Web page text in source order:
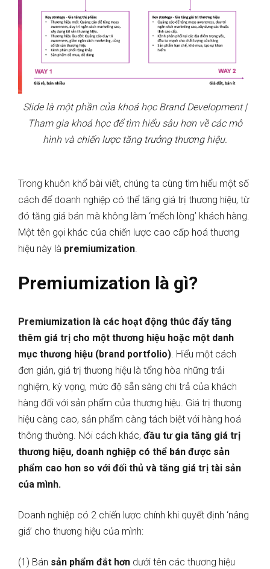
Slide là một phần của khoá học Brand Development |
Tham gia khoá học để tìm hiểu sâu hơn về các mô
hình và chiến lược tăng trưởng thương hiệu.
Trong khuôn khổ bài viết, chúng ta cùng tìm hiểu một số
cách để doanh nghiệp có thể tăng giá trị thương hiệu, từ
đó tăng giá bán mà không làm ‘mếch lòng’ khách hàng.
Một tên gọi khác của chiến lược cao cấp hoá thương
hiệu này là premiumization.
Premiumization là gì?
Premiumization là các hoạt động thúc đẩy tăng
thêm giá trị cho một thương hiệu hoặc một danh
mục thương hiệu (brand portfolio). Hiểu một cách
đơn giản, giá trị thương hiệu là tổng hòa những trải
nghiệm, kỳ vọng, mức độ sẵn sàng chi trả của khách
hàng đối với sản phẩm của thương hiệu. Giá trị thương
hiệu càng cao, sản phẩm càng tách biệt với hàng hoá
thông thường. Nói cách khác, đầu tư gia tăng giá trị
thương hiệu, doanh nghiệp có thể bán được sản
phẩm cao hơn so với đối thủ và tăng giá trị tài sản
của mình.
Doanh nghiệp có 2 chiến lược chính khi quyết định ‘nâng
giá’ cho thương hiệu của mình:
(1) Bán sản phẩm đắt hơn dưới tên các thương hiệu